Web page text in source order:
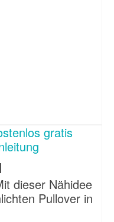
dieser Nähidee
Pullover in